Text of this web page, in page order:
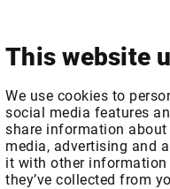
This website
We use cookies to
social media features
share information
media, advertising and
it with other information
they’ve collected from